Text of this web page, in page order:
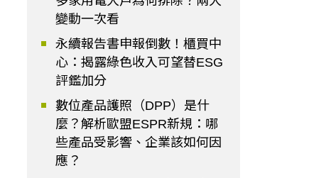
變動一次看
永續報告書申報倒數！櫃買中
心：揭露綠色收入可望替ESG
評鑑加分
數位產品護照（DPP）是什
麼？解析歐盟ESPR新規：哪
些產品受影響、企業該如何因
應？